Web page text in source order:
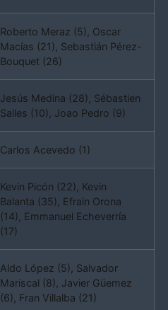
Roberto Meraz (5), Oscar
Macías (21), Sebastián Pérez-
Bouquet (26)
Jesús Medina (28), Sébastien
Salles (10), Joao Pedro (9)
Carlos Acevedo (1)
Kevin Picón (22), Kevin
Balanta (35), Efrain Orona
(14), Emmanuel Echeverría
(17)
Aldo López (5), Salvador
Mariscal (8), Javier Güemez
(6), Fran Villalba (21)